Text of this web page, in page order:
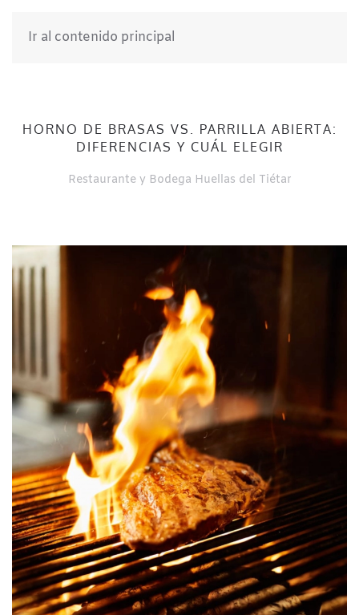
Ir al contenido principal
HORNO DE BRASAS VS. PARRILLA ABIERTA:
DIFERENCIAS Y CUÁL ELEGIR
Restaurante y Bodega Huellas del Tiétar